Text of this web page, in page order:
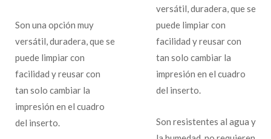
Son una opción muy
versátil, duradera, que se
puede limpiar con
facilidad y reusar con
tan solo cambiar la
impresión en el cuadro
del inserto.
versátil, duradera, que se
puede limpiar con
facilidad y reusar con
tan solo cambiar la
impresión en el cuadro
del inserto.
Son resistentes al agua y